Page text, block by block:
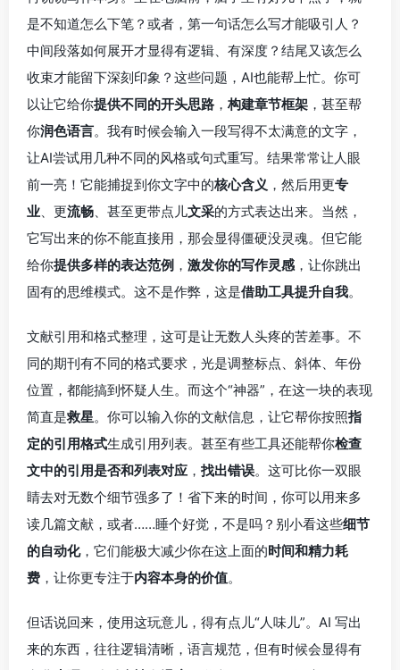
是不知道怎么下笔？或者，第一句话怎么写才能吸引人？
中间段落如何展开才显得有逻辑、有深度？结尾又该怎么
收束才能留下深刻印象？这些问题，AI也能帮上忙。你可
以让它给你提供不同的开头思路 ， 构建章节框架 ，甚至帮
你润色语言。我有时候会输入一段写得不太满意的文字，
让AI尝试用几种不同的风格或句式重写。结果常常让人眼
前一亮！它能捕捉到你文字中的核心含义 ，然后用更专
业 、更流畅 、甚至更带点儿文采的方式表达出来。当然，
它写出来的你不能直接用，那会显得僵硬没灵魂。但它能
给你提供多样的表达范例 ， 激发你的写作灵感 ，让你跳出
固有的思维模式。这不是作弊，这是借助工具提升自我。
文献引用和格式整理，这可是让无数人头疼的苦差事。不
同的期刊有不同的格式要求，光是调整标点、斜体、年份
位置，都能搞到怀疑人生。而这个“神器”，在这一块的表现
简直是救星。你可以输入你的文献信息，让它帮你按照指
定的引用格式生成引用列表。甚至有些工具还能帮你检查
文中的引用是否和列表对应 ， 找出错误。这可比你一双眼
睛去对无数个细节强多了！省下来的时间，你可以用来多
读几篇文献，或者……睡个好觉，不是吗？别小看这些细节
的自动化，它们能极大减少你在这上面的时间和精力耗
费 ，让你更专注于内容本身的价值。
但话说回来，使用这玩意儿，得有点儿“人味儿”。AI 写出
来的东西，往往逻辑清晰，语言规范，但有时候会显得有